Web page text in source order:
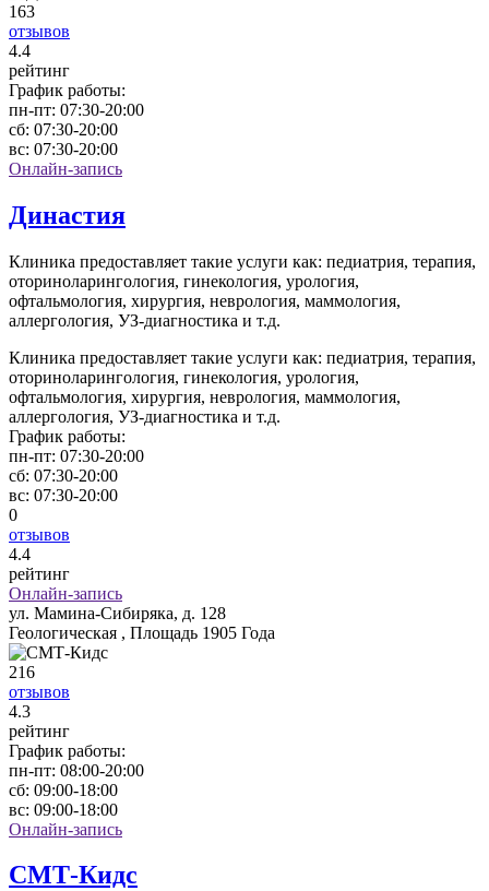
163
отзывов
4.4
рейтинг
График работы:
пн-пт: 07:30-20:00
сб: 07:30-20:00
вс: 07:30-20:00
Онлайн-запись
Династия
Клиника предоставляет такие услуги как: педиатрия, терапия,
оториноларингология, гинекология, урология,
офтальмология, хирургия, неврология, маммология,
аллергология, УЗ-диагностика и т.д.
Клиника предоставляет такие услуги как: педиатрия, терапия,
оториноларингология, гинекология, урология,
офтальмология, хирургия, неврология, маммология,
аллергология, УЗ-диагностика и т.д.
График работы:
пн-пт: 07:30-20:00
сб: 07:30-20:00
вс: 07:30-20:00
0
отзывов
4.4
рейтинг
Онлайн-запись
ул. Мамина-Сибиряка, д. 128
Геологическая , Площадь 1905 Года
216
отзывов
4.3
рейтинг
График работы:
пн-пт: 08:00-20:00
сб: 09:00-18:00
вс: 09:00-18:00
Онлайн-запись
СМТ-Кидс